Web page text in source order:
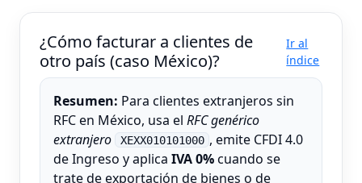
¿Cómo facturar a clientes de
otro país (caso México)?
Ir al
índice
Resumen: Para clientes extranjeros sin
RFC en México, usa el RFC genérico
extranjero
XEXX010101000 , emite CFDI 4.0
de Ingreso y aplica IVA 0%cuando se
trate de exportación de bienes o de